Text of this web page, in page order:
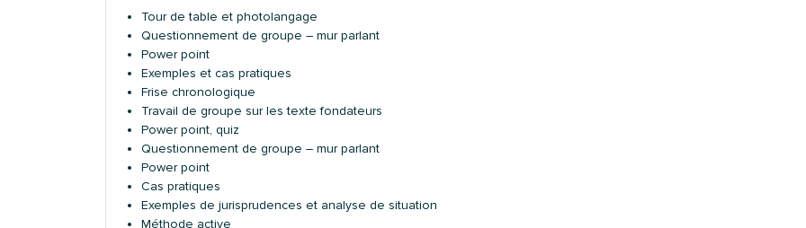
Tour de table et photolangage
Questionnement de groupe – mur parlant
Power point
Exemples et cas pratiques
Frise chronologique
Travail de groupe sur les texte fondateurs
Power point, quiz
Questionnement de groupe – mur parlant
Power point
Cas pratiques
Exemples de jurisprudences et analyse de situation
Méthode active